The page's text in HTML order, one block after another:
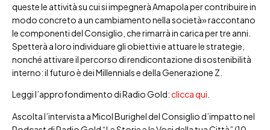
queste le attività su cui si impegnerà Amapola per contribuire in
modo concreto a un cambiamento nella società» raccontano
le componenti del Consiglio, che rimarrà in carica per tre anni.
Spetterà a loro individuare gli obiettivi e attuare le strategie,
nonché attivare il percorso di rendicontazione di sostenibilità
interno: il futuro è dei Millennials e della Generazione Z.
Leggi l’approfondimento di Radio Gold:clicca qui
Ascolta l’intervista a Micol Burighel del Consiglio d’impatto nel